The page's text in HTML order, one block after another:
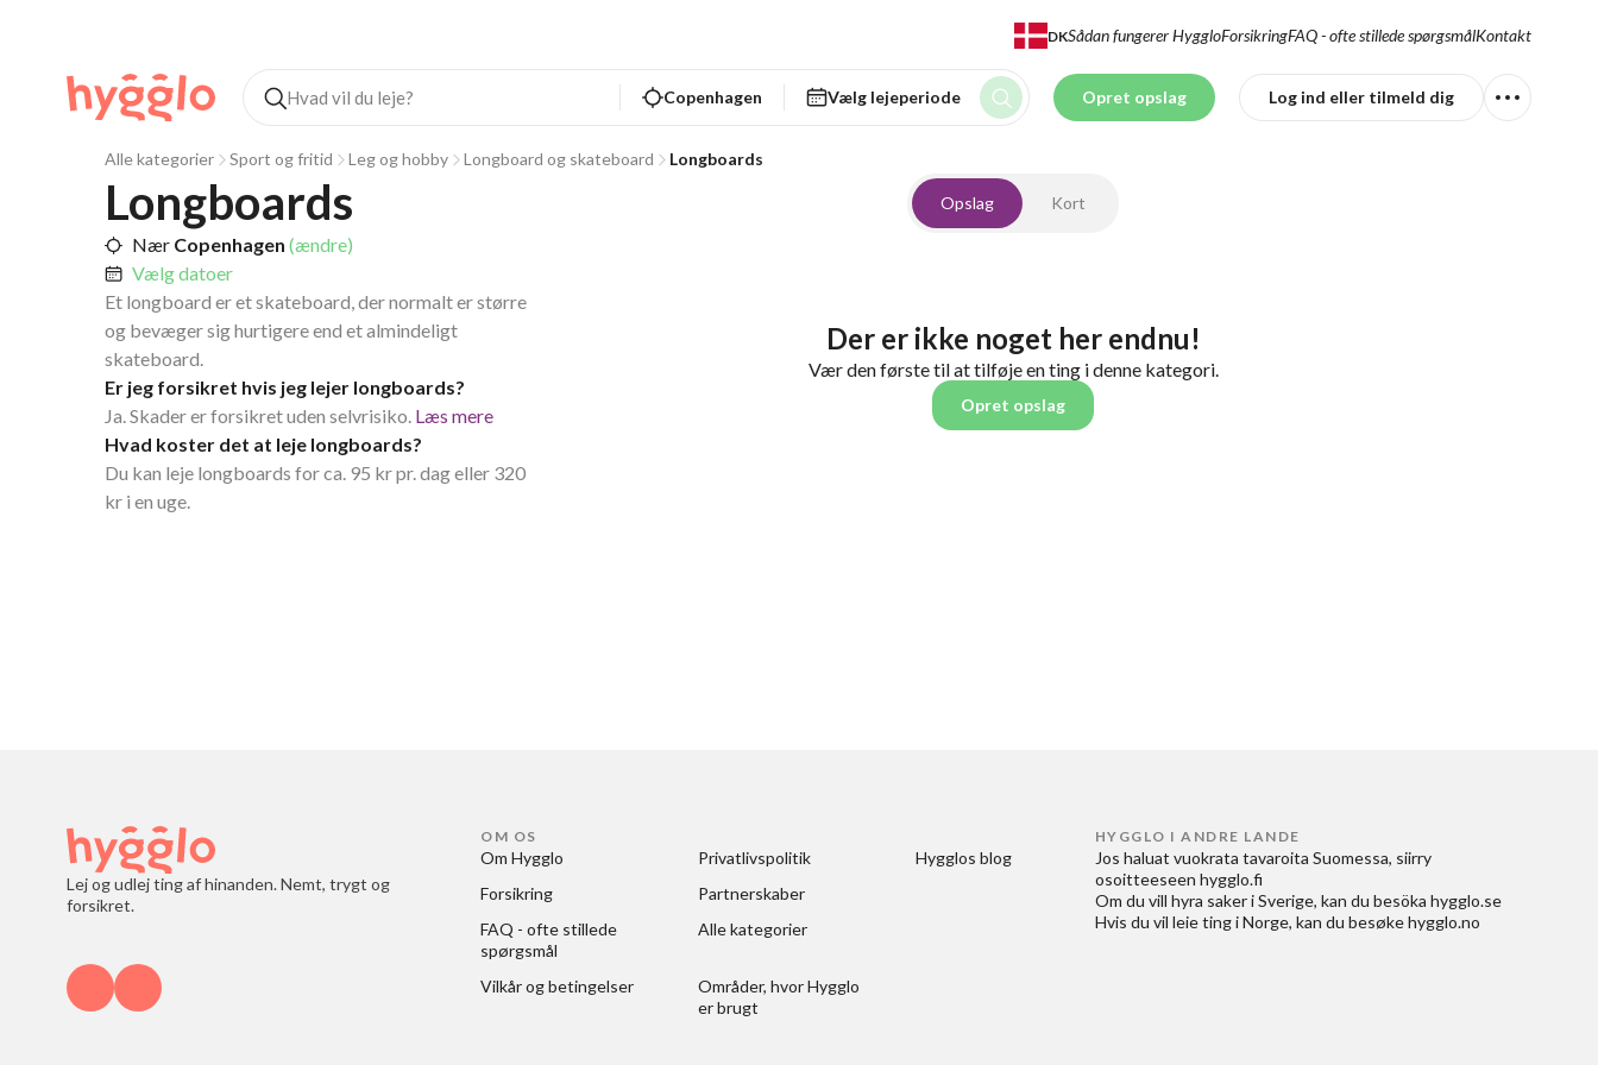
DKSådan fungerer HyggloForsikringFAQ - ofte stillede spørgsmålKontakt
Copenhagen Vælg lejeperiode Opret opslag Log ind eller tilmeld dig
Alle kategorier Sport og fritid Leg og hobby Longboard og skateboard Longboards
Longboards
Nær Copenhagen (ændre)
Vælg datoer
Et longboard er et skateboard, der normalt er større
og bevæger sig hurtigere end et almindeligt
skateboard.
Er jeg forsikret hvis jeg lejer longboards?
Ja. Skader er forsikret uden selvrisiko. Læs mere
Hvad koster det at leje longboards?
Du kan leje longboards for ca. 95 kr pr. dag eller 320
kr i en uge.
Opslag Kort
Der er ikke noget her endnu!
Vær den første til at tilføje en ting i denne kategori.
Opret opslag
Lej og udlej ting af hinanden. Nemt, trygt og
forsikret.
OM OS
Om Hygglo
Forsikring
FAQ - ofte stillede
spørgsmål
Vilkår og betingelser
Privatlivspolitik
Partnerskaber
Alle kategorier
Områder, hvor Hygglo
er brugt
Hygglos blog
HYGGLO I ANDRE LANDE
Jos haluat vuokrata tavaroita Suomessa, siirry
osoitteeseen hygglo.fi
Om du vill hyra saker i Sverige, kan du besöka hygglo.se
Hvis du vil leie ting i Norge, kan du besøke hygglo.no